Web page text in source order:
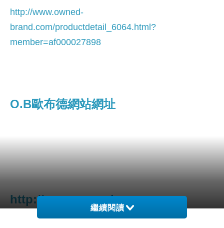
http://www.owned-
brand.com/productdetail_6064.html ?
member=af000027898
O.B歐布德網站網址
http://www.owned-
brand.com/index.html?
繼續閱讀